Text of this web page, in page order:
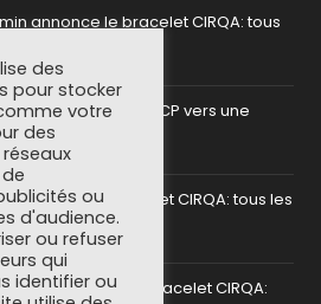
annonce le bracelet CIRQA: tous
place un serveur MCP vers une
annonce le bracelet CIRQA: tous les
annonce le bracelet CIRQA:
des
pour stocker
votre
des
ou
d'audience.
ou refuser
qui
identifier ou